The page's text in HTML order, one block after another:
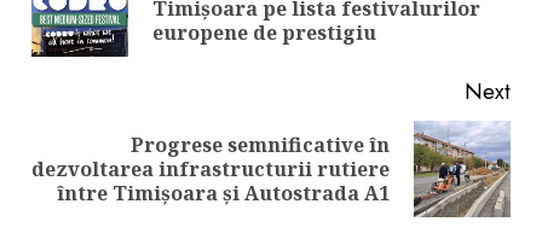
Timișoara pe lista festivalurilor
europene de prestigiu
Next
Next
post:
Progrese semnificative în
dezvoltarea infrastructurii rutiere
între Timișoara și Autostrada A1